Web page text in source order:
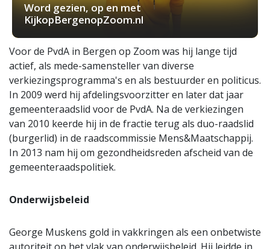
Word gezien, op en met
KijkopBergenopZoom.nl
Voor de PvdA in Bergen op Zoom was hij lange tijd
actief, als mede-samensteller van diverse
verkiezingsprogramma's en als bestuurder en politicus.
In 2009 werd hij afdelingsvoorzitter en later dat jaar
gemeenteraadslid voor de PvdA. Na de verkiezingen
van 2010 keerde hij in de fractie terug als duo-raadslid
(burgerlid) in de raadscommissie Mens&Maatschappij.
In 2013 nam hij om gezondheidsreden afscheid van de
gemeenteraadspolitiek.
Onderwijsbeleid
George Muskens gold in vakkringen als een onbetwiste